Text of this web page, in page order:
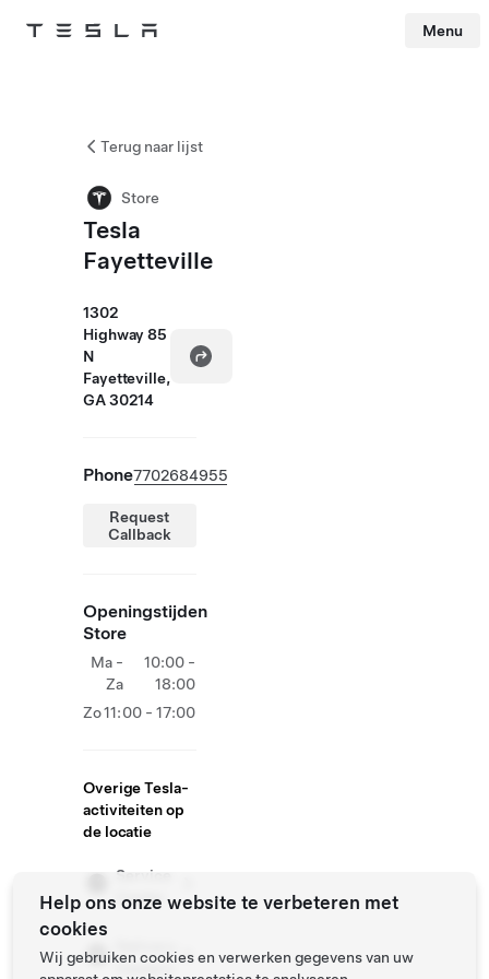
Tesla Menu
Terug naar lijst
Store
Tesla
Fayetteville
1302
Highway 85
N
Fayetteville,
GA 30214
Phone7702684955
Request
Callback
Openingstijden
Store
Ma -
Za
10:00 -
18:00
Zo11:00 - 17:00
Overige Tesla-
activiteiten op
de locatie
Service
Center
Centers
Help ons onze website te verbeteren met
cookies
Wij gebruiken cookies en verwerken gegevens van uw